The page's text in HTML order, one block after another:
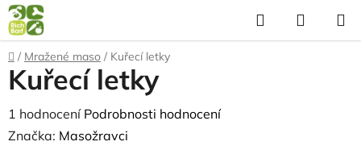
Přejít
na
obsah
Hledat
KOŠÍK
Domů
/ Mražené maso / Kuřecí letky
Kuřecí letky
Průměrné
hodnocení
1 hodnocení Podrobnosti hodnocení
Značka: Masožravci